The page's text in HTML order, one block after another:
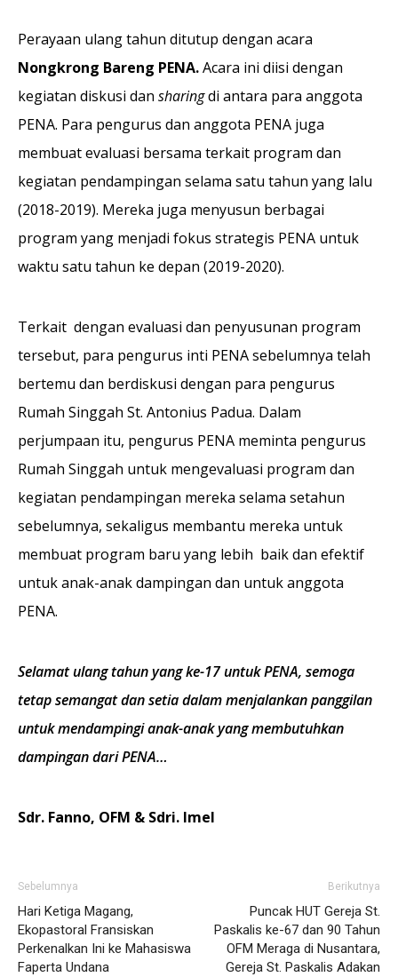
Perayaan ulang tahun ditutup dengan acara
Nongkrong Bareng PENA.Acara ini diisi dengan
kegiatan diskusi dan sharingdi antara para anggota
PENA. Para pengurus dan anggota PENA juga
membuat evaluasi bersama terkait program dan
kegiatan pendampingan selama satu tahun yang lalu
(2018-2019). Mereka juga menyusun berbagai
program yang menjadi fokus strategis PENA untuk
waktu satu tahun ke depan (2019-2020).
Terkait dengan evaluasi dan penyusunan program
tersebut, para pengurus inti PENA sebelumnya telah
bertemu dan berdiskusi dengan para pengurus
Rumah Singgah St. Antonius Padua. Dalam
perjumpaan itu, pengurus PENA meminta pengurus
Rumah Singgah untuk mengevaluasi program dan
kegiatan pendampingan mereka selama setahun
sebelumnya, sekaligus membantu mereka untuk
membuat program baru yang lebih baik dan efektif
untuk anak-anak dampingan dan untuk anggota
PENA.
Selamat ulang tahun yang ke-17 untuk PENA, semoga
tetap semangat dan setia dalam menjalankan panggilan
untuk mendampingi anak-anak yang membutuhkan
dampingan dari PENA…
Sdr. Fanno, OFM & Sdri. Imel
Sebelumnya
Hari Ketiga Magang,
Ekopastoral Fransiskan
Perkenalkan Ini ke Mahasiswa
Faperta Undana
Berikutnya
Puncak HUT Gereja St.
Paskalis ke-67 dan 90 Tahun
OFM Meraga di Nusantara,
Gereja St. Paskalis Adakan